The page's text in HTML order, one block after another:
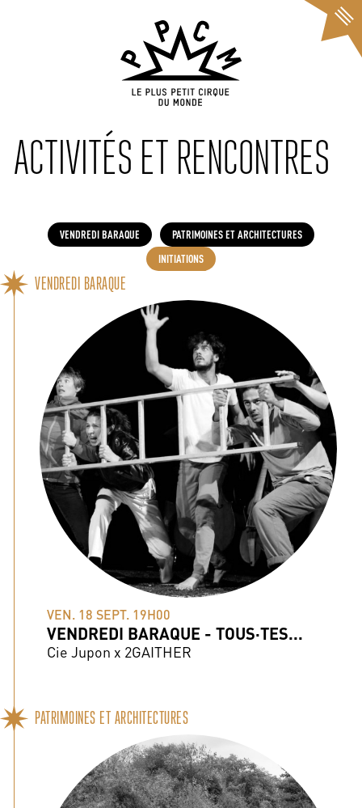
ACTIVITÉS ET RENCONTRES
VENDREDI BARAQUE
PATRIMOINES ET ARCHITECTURES
INITIATIONS
VENDREDI BARAQUE
VEN. 18 SEPT. 19H00
VENDREDI BARAQUE - TOUS·TES...
Cie Jupon x 2GAITHER
PATRIMOINES ET ARCHITECTURES